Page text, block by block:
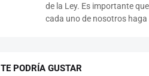
de la Ley. Es importante
cada uno de nosotros
TE PODRÍA GUSTAR